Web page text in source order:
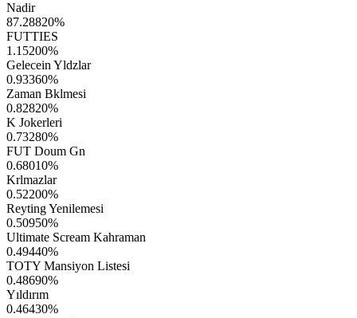
Nadir
87.28820%
FUTTIES
1.15200%
Gelecein Yldzlar
0.93360%
Zaman Bklmesi
0.82820%
K Jokerleri
0.73280%
FUT Doum Gn
0.68010%
Krlmazlar
0.52200%
Reyting Yenilemesi
0.50950%
Ultimate Scream Kahraman
0.49440%
TOTY Mansiyon Listesi
0.48690%
Yıldırım
0.46430%